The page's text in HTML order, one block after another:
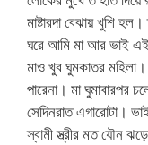
মাষ্টারদা বেঝায় খুশি
ঘরে আমি মা আর ভাই
মাও খুব ঘুমকাতর
পারেনা। মা ঘুমাবারপর
সেদিনরাত
স্বামী স্ত্রীর মত যৌন ঝড়ে